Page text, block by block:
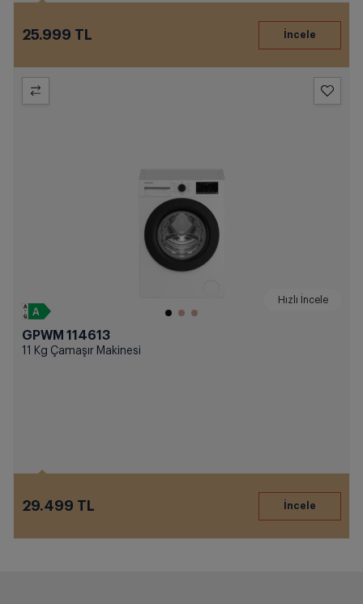
25.999 TL
Hızlı İncele
GPWM 114613
11 Kg Çamaşır Makinesi
29.499 TL